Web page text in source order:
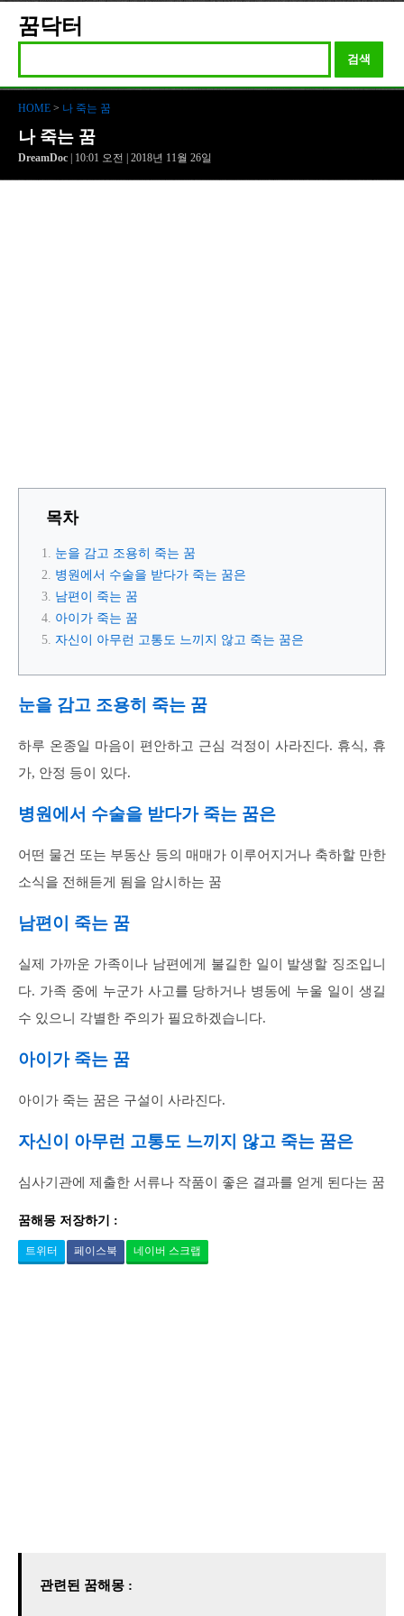
꿈닥터
검색
HOME > 나 죽는 꿈
나 죽는 꿈
DreamDoc | 10:01 오전 | 2018년 11월 26일
목차
눈을 감고 조용히 죽는 꿈
병원에서 수술을 받다가 죽는 꿈은
남편이 죽는 꿈
아이가 죽는 꿈
자신이 아무런 고통도 느끼지 않고 죽는 꿈은
눈을 감고 조용히 죽는 꿈
하루 온종일 마음이 편안하고 근심 걱정이 사라진다. 휴식, 휴
가, 안정 등이 있다.
병원에서 수술을 받다가 죽는 꿈은
어떤 물건 또는 부동산 등의 매매가 이루어지거나 축하할 만한
소식을 전해듣게 됨을 암시하는 꿈
남편이 죽는 꿈
실제 가까운 가족이나 남편에게 불길한 일이 발생할 징조입니
다. 가족 중에 누군가 사고를 당하거나 병동에 누울 일이 생길
수 있으니 각별한 주의가 필요하겠습니다.
아이가 죽는 꿈
아이가 죽는 꿈은 구설이 사라진다.
자신이 아무런 고통도 느끼지 않고 죽는 꿈은
심사기관에 제출한 서류나 작품이 좋은 결과를 얻게 된다는 꿈
꿈해몽 저장하기 :
트위터 페이스북 네이버 스크랩
관련된 꿈해몽 :